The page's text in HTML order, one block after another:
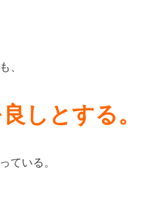
、
しとする。
ている。